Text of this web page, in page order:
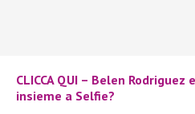
CLICCA QUI – Belen
insieme a Selfie?